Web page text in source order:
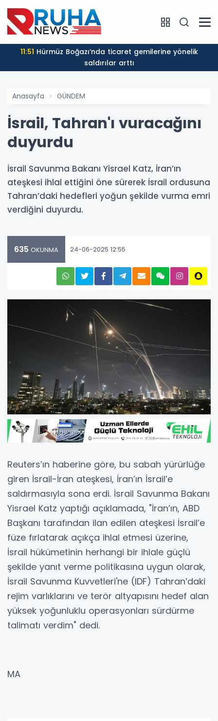
11:51
saldırılar arttı
Anasayfa GÜNDEM
İsrail, Tahran'ı vuracağını
duyurdu
İsrail Savunma Bakanı Yisrael Katz, İran’ın
ateşkesi ihlal ettiğini öne sürerek İsrail ordusuna
Tahran’daki hedefleri yoğun şekilde vurma emri
verdiğini duyurdu.
635 OKUNMA 24-06-2025 12:55
Reuters’ın haberine göre, bu sabah yürürlüğe
giren İsrail-İran ateşkesi, İran’ın İsrail’e
saldırmasıyla sona erdi. İsrail Savunma Bakanı
Yisrael Katz yaptığı açıklamada, "İran’ın, ABD
Başkanı tarafından ilan edilen ateşkesi İsrail’e
füze fırlatarak açıkça ihlal etmesi üzerine,
İsrail hükümetinin herhangi bir ihlale güçlü
şekilde yanıt verme politikasına uygun olarak,
İsrail Savunma Kuvvetleri'ne (IDF) Tahran’daki
rejim varlıklarını ve terör altyapısını hedef alan
yüksek yoğunluklu operasyonları sürdürme
talimatı verdim" dedi.
MA